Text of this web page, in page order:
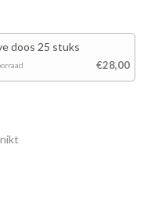
doos 25 stuks
€28,00